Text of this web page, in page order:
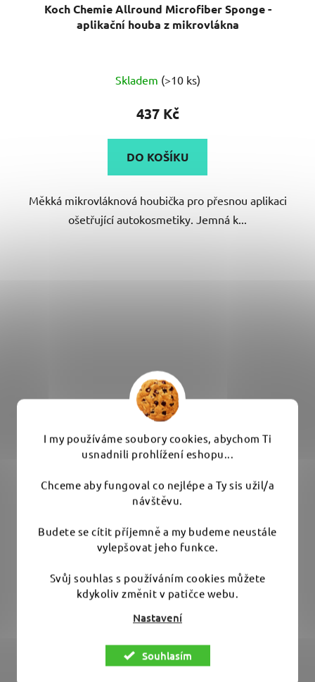
I my používáme soubory cookies, abychom Ti
usnadnili prohlížení eshopu...
Chceme aby fungoval co nejlépe a Ty sis užil/a
návštěvu.
Budete se cítit příjemně a my budeme neustále
vylepšovat jeho funkce.
Svůj souhlas s používáním cookies můžete
kdykoliv změnit v patičce webu.
Nastavení
Souhlasím
Koch Chemie Allround Microfiber Sponge -
aplikační houba z mikrovlákna
Skladem (>10 ks)
437 Kč
DO KOŠÍKU
Měkká mikrovláknová houbička pro přesnou aplikaci
ošetřující autokosmetiky. Jemná k...
Gyeon Q2M Tire Applicator Large - aplikátor na
hodnocení
produktu
je
z
Skladem(>10 ks)
69 Kč
DO KOŠÍKU